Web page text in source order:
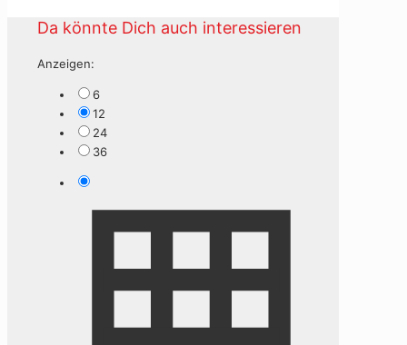
Da könnte Dich auch interessieren
Anzeigen:
6
12
24
36